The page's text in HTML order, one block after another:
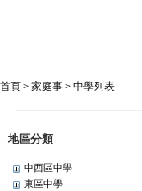
首頁 > 家庭事 > 中學列表
地區分類
中西區中學
東區中學